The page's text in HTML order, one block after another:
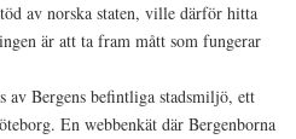
av norska staten, ville därför hitta
är att ta fram mått som fungerar
av Bergens befintliga stadsmiljö, ett
En webbenkät där Bergenborna